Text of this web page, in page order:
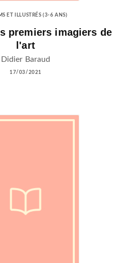
ET ILLUSTRÉS (3-6 ANS)
premiers imagiers de
l'art
Didier Baraud
17/03/2021